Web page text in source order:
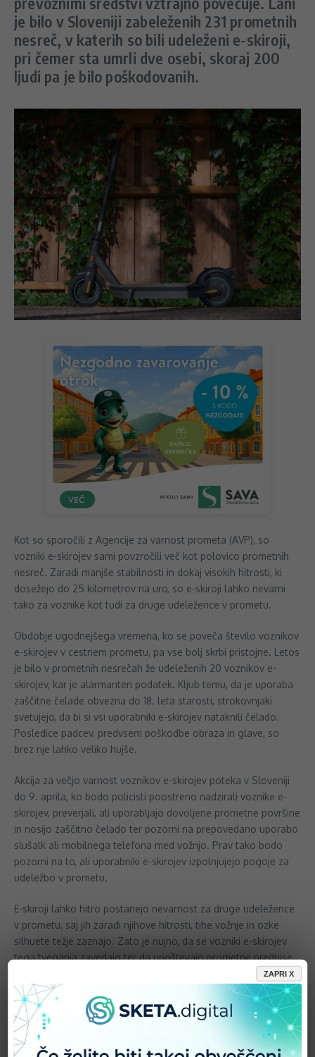
je bilo v Sloveniji zabeleženih 231 prometnih
nesreč, v katerih so bili udeleženi e-skiroji,
pri čemer sta umrli dve osebi, skoraj 200
ljudi pa je bilo poškodovanih.
Kot so sporočili z Agencije za varnost prometa (AVP), so
vozniki e-skirojev sami povzročili več kot polovico prometnih
nesreč. Zaradi manjše stabilnosti in dokaj visokih hitrosti, ki
dosežejo do 25 kilometrov na uro, so e-skiroji lahko nevarni
tako za voznike kot tudi za druge udeležence v prometu.
Obdobje ugodnejšega vremena, ko se poveča število voznikov
e-skirojev v cestnem prometu, pa vse bolj skrbi pristojne. Letos
je bilo v prometnih nesrečah že udeleženih 20 voznikov e-
skirojev, kar je alarmanten podatek. Kljub temu, da je uporaba
zaščitne čelade obvezna do 18. leta starosti, strokovnjaki
svetujejo, da bi si vsi uporabniki e-skirojev nataknili čelado.
Posledice padcev, predvsem poškodbe obraza in glave, so
brez nje lahko veliko hujše.
Akcija za večjo varnost voznikov e-skirojev poteka v Sloveniji
do 9. aprila, ko bodo policisti poostreno nadzirali voznike e-
skirojev, preverjali, ali uporabljajo dovoljene prometne površine
in nosijo zaščitno čelado ter pozorni na prepovedano uporabo
slušalk ali mobilnega telefona med vožnjo. Prav tako bodo
pozorni na to, ali uporabniki e-skirojev izpolnjujejo pogoje za
udeležbo v prometu.
E-skiroji lahko hitro postanejo nevarnost za druge udeležence
v prometu, saj jih zaradi njihove hitrosti, tihe vožnje in ozke
silhuete težje zaznajo. Zato je nujno, da se vozniki e-skirojev
tega tveganja zavedajo ter da upoštevajo prometne predpise.
Pravila in kazni
Do vožnje električnega skiroja so upravičene osebe, starejše
od 14 let oz. osebe, stare od 12 do 14 let, ki morajo imeti
ZAPRI X